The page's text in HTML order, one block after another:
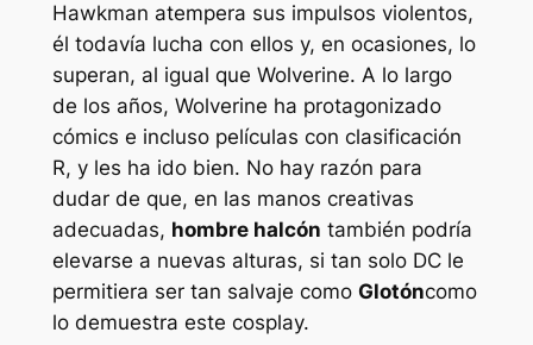
Hawkman atempera sus impulsos violentos,
él todavía lucha con ellos y, en ocasiones, lo
superan, al igual que Wolverine. A lo largo
de los años, Wolverine ha protagonizado
cómics e incluso películas con clasificación
R, y les ha ido bien. No hay razón para
dudar de que, en las manos creativas
adecuadas, hombre halcón también podría
elevarse a nuevas alturas, si tan solo DC le
permitiera ser tan salvaje como Glotóncomo
lo demuestra este cosplay.